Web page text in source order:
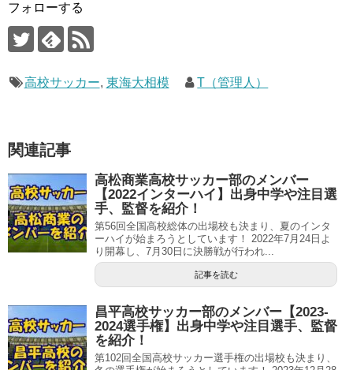
フォローする
高校サッカー, 東海大相模 T（管理人）
関連記事
高松商業高校サッカー部のメンバー
【2022インターハイ】出身中学や注目選
手、監督を紹介！
第56回全国高校総体の出場校も決まり、夏のインタ
ーハイが始まろうとしています！ 2022年7月24日よ
り開幕し、7月30日に決勝戦が行われ...
記事を読む
昌平高校サッカー部のメンバー【2023-
2024選手権】出身中学や注目選手、監督
を紹介！
第102回全国高校サッカー選手権の出場校も決まり、